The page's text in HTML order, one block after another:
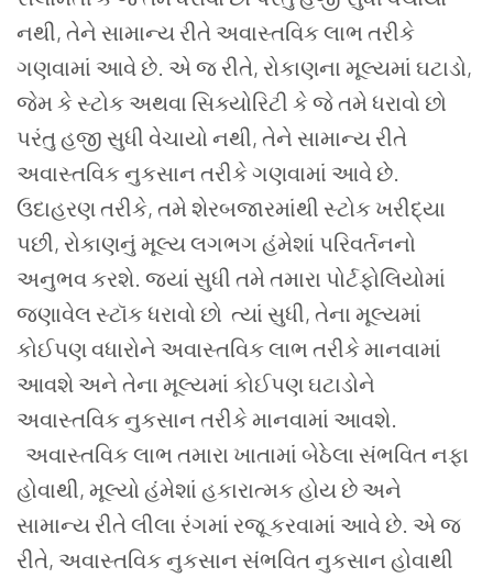
નથી, તેને સામાન્ય રીતે અવાસ્તવિક લાભ તરીકે
ગણવામાં આવે છે. એ જ રીતે, રોકાણના મૂલ્યમાં ઘટાડો,
જેમ કે સ્ટોક અથવા સિક્યોરિટી કે જે તમે ધરાવો છો
પરંતુ હજી સુધી વેચાયો નથી, તેને સામાન્ય રીતે
અવાસ્તવિક નુકસાન તરીકે ગણવામાં આવે છે.
ઉદાહરણ તરીકે, તમે શેરબજારમાંથી સ્ટોક ખરીદ્યા
પછી, રોકાણનું મૂલ્ય લગભગ હંમેશાં પરિવર્તનનો
અનુભવ કરશે. જ્યાં સુધી તમે તમારા પોર્ટફોલિયોમાં
જણાવેલ સ્ટૉક ધરાવો છો ત્યાં સુધી, તેના મૂલ્યમાં
કોઈપણ વધારોને અવાસ્તવિક લાભ તરીકે માનવામાં
આવશે અને તેના મૂલ્યમાં કોઈપણ ઘટાડોને
અવાસ્તવિક નુકસાન તરીકે માનવામાં આવશે.
અવાસ્તવિક લાભ તમારા ખાતામાં બેઠેલા સંભવિત નફા
હોવાથી, મૂલ્યો હંમેશાં હકારાત્મક હોય છે અને
સામાન્ય રીતે લીલા રંગમાં રજૂ કરવામાં આવે છે. એ જ
રીતે, અવાસ્તવિક નુકસાન સંભવિત નુકસાન હોવાથી